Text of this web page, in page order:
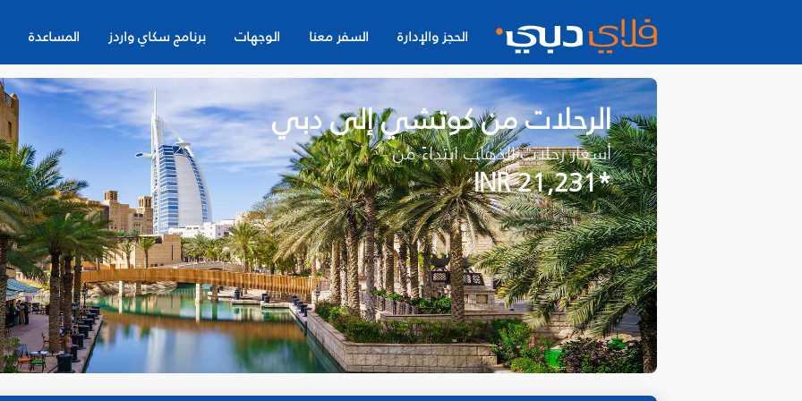
الحجز والإدارة السفر معنا الوجهات برنامج سكاي واردز المساعدة
الرحلات من كوتشي إلى دبي
أسعار رحلات الذهاب ابتداءً من
*INR 21,231